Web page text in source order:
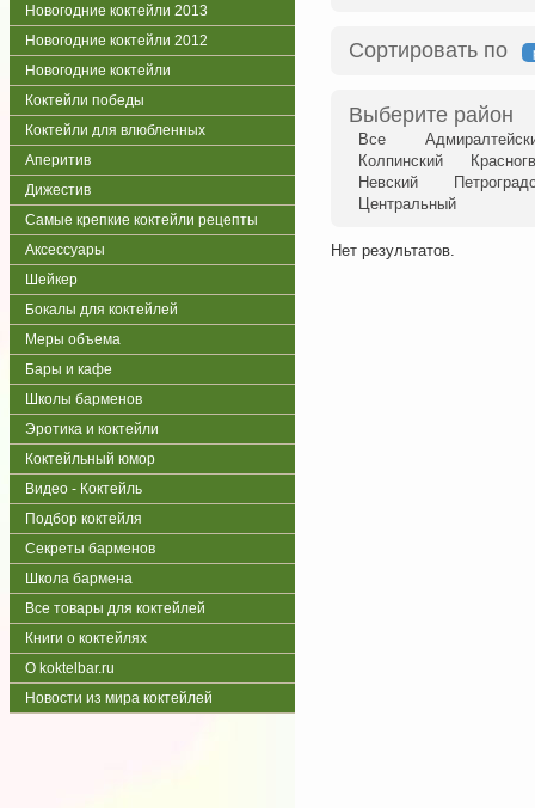
Новогодние коктейли 2013
Новогодние коктейли 2012
Новогодние коктейли
Коктейли победы
Коктейли для влюбленных
Аперитив
Дижестив
Самые крепкие коктейли рецепты
Аксессуары
Шейкер
Бокалы для коктейлей
Меры объема
Бары и кафе
Школы барменов
Эротика и коктейли
Коктейльный юмор
Видео - Коктейль
Подбор коктейля
Секреты барменов
Школа бармена
Все товары для коктейлей
Книги о коктейлях
О koktelbar.ru
Новости из мира коктейлей
Сортировать по
Выберите район
Все
Колпинский
Невский
Центральный
Нет результатов.